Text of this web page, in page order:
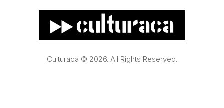
Culturaca © 2026. All Rights Reserved.